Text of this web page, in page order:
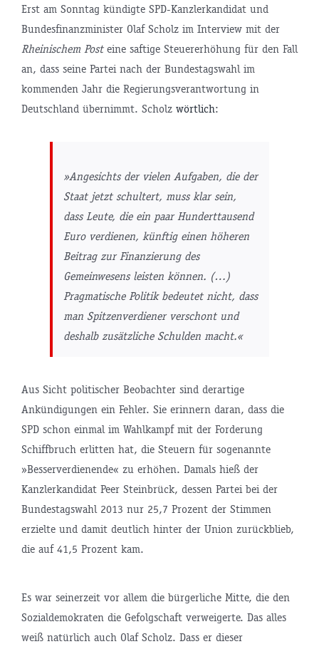
Erst am Sonntag kündigte SPD-Kanzlerkandidat und
Bundesfinanzminister Olaf Scholz im Interview mit der
Rheinischem Posteine saftige Steuererhöhung für den Fall
an, dass seine Partei nach der Bundestagswahl im
kommenden Jahr die Regierungsverantwortung in
Deutschland übernimmt. Scholz wörtlich:
»Angesichts der vielen Aufgaben, die der
Staat jetzt schultert, muss klar sein,
dass Leute, die ein paar Hunderttausend
Euro verdienen, künftig einen höheren
Beitrag zur Finanzierung des
Gemeinwesens leisten können. (…)
Pragmatische Politik bedeutet nicht, dass
man Spitzenverdiener verschont und
deshalb zusätzliche Schulden macht.«
Aus Sicht politischer Beobachter sind derartige
Ankündigungen ein Fehler. Sie erinnern daran, dass die
SPD schon einmal im Wahlkampf mit der Forderung
Schiffbruch erlitten hat, die Steuern für sogenannte
»Besserverdienende« zu erhöhen. Damals hieß der
Kanzlerkandidat Peer Steinbrück, dessen Partei bei der
Bundestagswahl 2013 nur 25,7 Prozent der Stimmen
erzielte und damit deutlich hinter der Union zurückblieb,
die auf 41,5 Prozent kam.
Es war seinerzeit vor allem die bürgerliche Mitte, die den
Sozialdemokraten die Gefolgschaft verweigerte. Das alles
weiß natürlich auch Olaf Scholz. Dass er dieser